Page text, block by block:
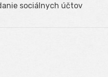
sociálnych účtov